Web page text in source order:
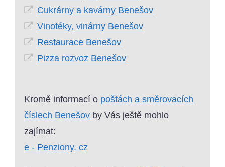
Cukrárny a kavárny Benešov
Vinotéky, vinárny Benešov
Restaurace Benešov
Pizza rozvoz Benešov
Kromě informací o poštách a směrovacích
číslech Benešov by Vás ještě mohlo
zajímat:
e - Penziony. cz